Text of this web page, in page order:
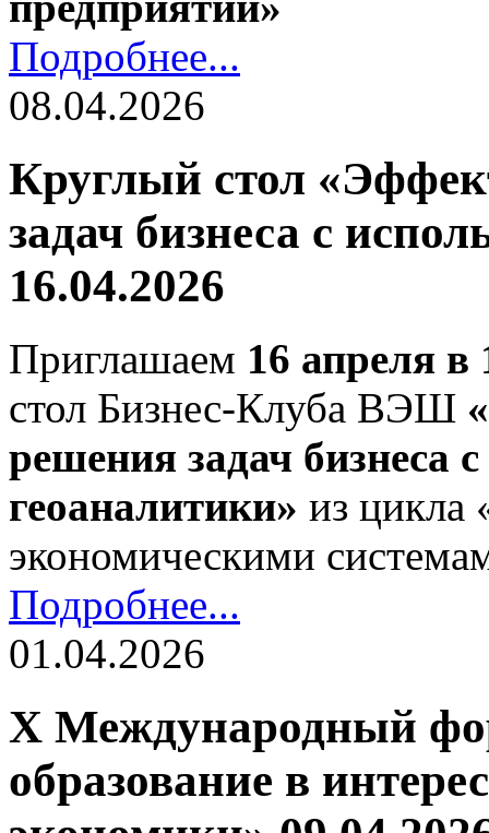
Подробнее...
08.04.2026
Круглый стол
задач бизнеса с
16.04.2026
Приглашаем 16 апреля в
стол Бизнес-Клуба ВЭШ
решения задач бизнеса
геоаналитики» из цикла
экономическими
Подробнее...
01.04.2026
X Международный
образование в